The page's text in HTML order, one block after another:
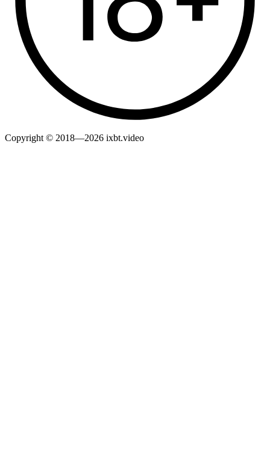
Copyright © 2018—2026 ixbt.video